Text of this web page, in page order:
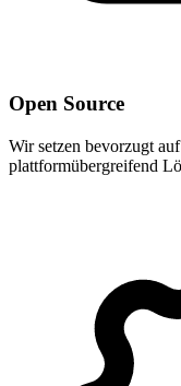
Open Source
Wir setzen bevorzugt
plattformübergreifend